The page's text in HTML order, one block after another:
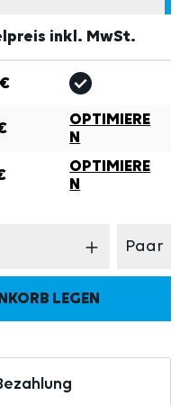
inkl. MwSt.
OPTIMIERE
N
OPTIMIERE
N
gewünschten
Paar
LEGEN